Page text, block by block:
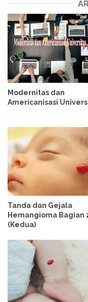
Modernitas dan
Americanisasi
Tanda dan Gejala
Hemangioma Bagian
(Kedua)